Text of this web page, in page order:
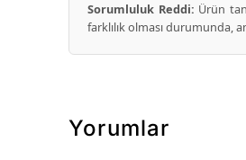
Sorumluluk Reddi: Ürün
farklılık olması durumunda,
Yorumlar